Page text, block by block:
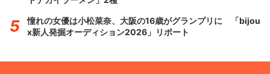
憧れの女優は小松菜奈、大阪の16歳がグランプリに 「bijou
x新人発掘オーディション2026」リポート